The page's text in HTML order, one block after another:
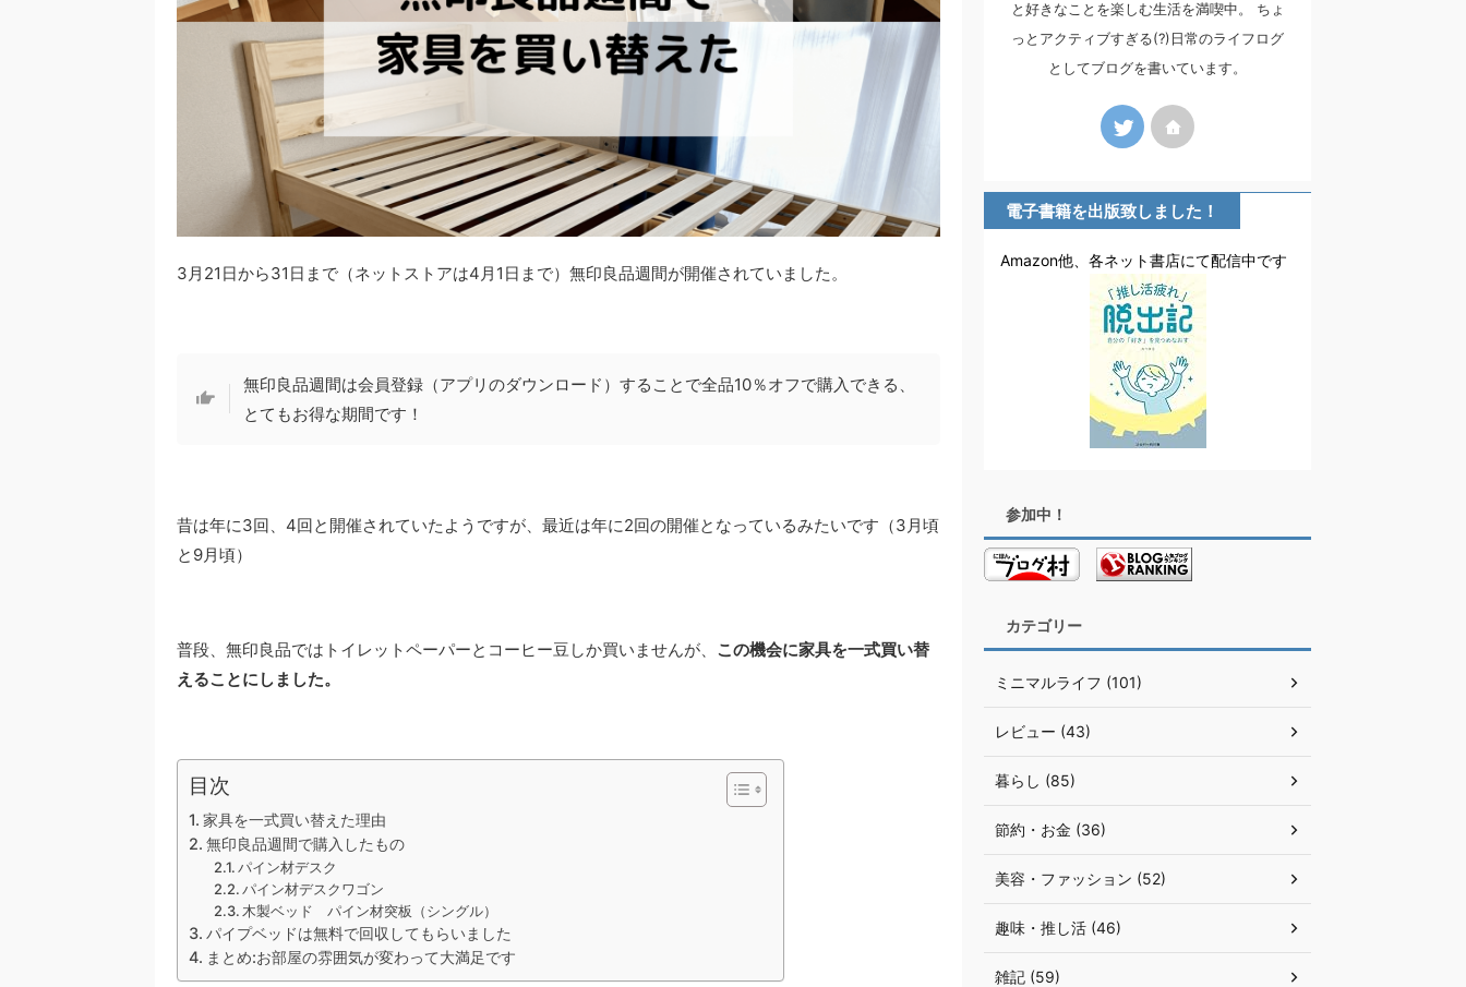
3月21日から31日まで（ネットストアは4月1日まで）無印良品週間が開催されていました。
無印良品週間は会員登録（アプリのダウンロード）することで全品10％オフで購入できる、
とてもお得な期間です！
昔は年に3回、4回と開催されていたようですが、最近は年に2回の開催となっているみたいです（3月頃
と9月頃）
普段、無印良品ではトイレットペーパーとコーヒー豆しか買いませんが、 この機会に家具を一式買い替
えることにしました。
目次
家具を一式買い替えた理由
無印良品週間で購入したもの
パイン材デスク
パイン材デスクワゴン
木製ベッド パイン材突板（シングル）
パイプベッドは無料で回収してもらいました
まとめ:お部屋の雰囲気が変わって大満足です
と好きなことを楽しむ生活を満喫中。 ちょ
っとアクティブすぎる(?)日常のライフログ
としてブログを書いています。
電子書籍を出版致しました！
Amazon他、各ネット書店にて配信中です
参加中！
カテゴリー
ミニマルライフ (101)
レビュー (43)
暮らし (85)
節約・お金 (36)
美容・ファッション (52)
趣味・推し活 (46)
雑記 (59)